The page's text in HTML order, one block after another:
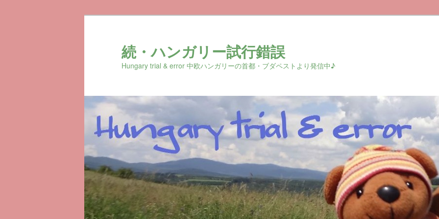
続・ハンガリー試行錯誤
Hungary trial & error 中欧ハンガリーの首都・ブダペストより発信中♪